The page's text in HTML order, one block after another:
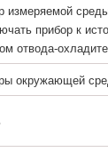
измеряемой
прибор к
отвода-
окружающей